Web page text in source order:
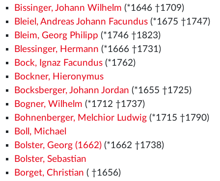
Bissinger, Johann Wilhelm (*1646 †1709)
Bleiel, Andreas Johann Facundus(*1675 †1747)
Bleim, Georg Philipp (*1746 †1823)
Blessinger, Hermann (*1666 †1731)
Bock, Ignaz Facundus(*1762)
Bockner, Hieronymus
Bocksberger, Johann Jordan (*1655 †1725)
Bogner, Wilhelm (*1712 †1737)
Bohnenberger, Melchior Ludwig(*1715 †1790)
Boll, Michael
Bolster, Georg (1662)(*1662 †1738)
Bolster, Sebastian
Borget, Christian ( †1656)